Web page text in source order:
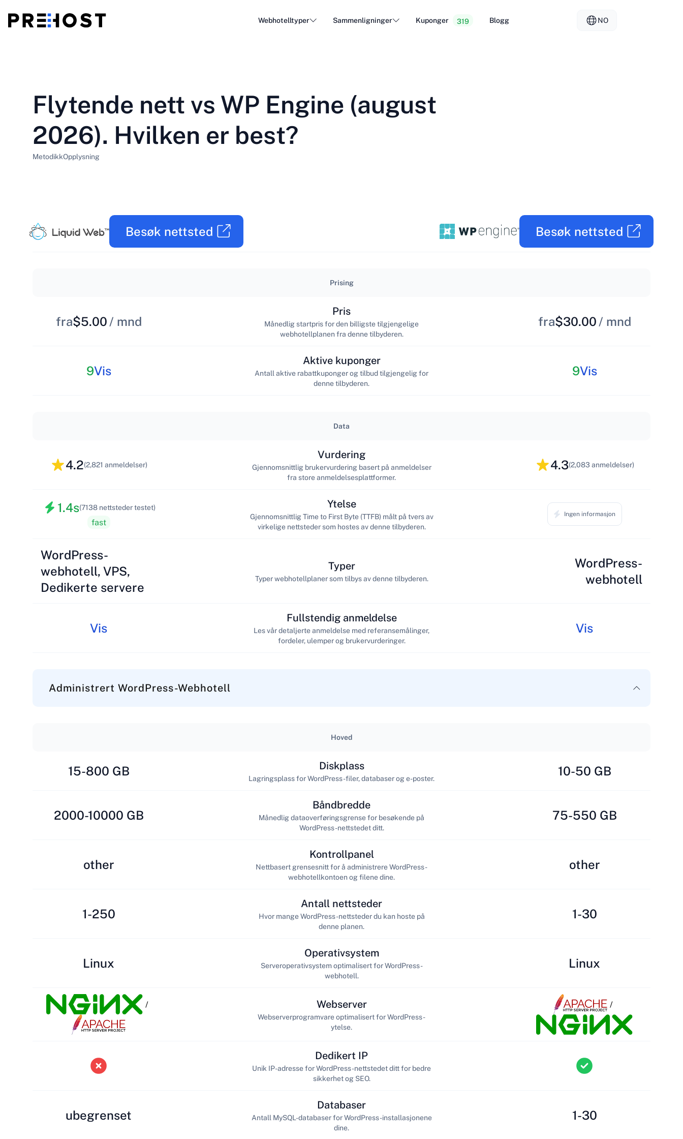
Webhotelltyper
Hosting av e-post
Sammenligninger Kuponger 319 Blogg NO
EN - English ET - Eesti
HU - Magyar IT - Italiano
LT - Lietuvių LV - Latviešu NL - Nederlands
Flytende nett vs WP Engine (august
2026). Hvilken er best?
MetodikkOpplysning
Besøk nettsted Besøk nettsted
Prising
fra$5.00 / mnd
Pris
Månedlig startpris for den billigste tilgjengelige
webhotellplanen fra denne tilbyderen.
fra$30.00 / mnd
9Vis
Aktive kuponger
Antall aktive rabattkuponger og tilbud tilgjengelig for
denne tilbyderen.
9Vis
Data
4.2(2,821 anmeldelser)
Vurdering
Gjennomsnittlig brukervurdering basert på anmeldelser
fra store anmeldelsesplattformer.
4.3(2,083 anmeldelser)
1.4s(7138 nettsteder testet)
fast
Ytelse
Gjennomsnittlig Time to First Byte (TTFB) målt på tvers av
virkelige nettsteder som hostes av denne tilbyderen.
Ingen informasjon
WordPress-
webhotell, VPS,
Dedikerte servere
Typer
Typer webhotellplaner som tilbys av denne tilbyderen.
WordPress-
webhotell
Vis
Fullstendig anmeldelse
Les vår detaljerte anmeldelse med referansemålinger,
fordeler, ulemper og brukervurderinger.
Vis
Administrert WordPress-Webhotell
Hoved
15-800 GB Diskplass
Lagringsplass for WordPress-filer, databaser og e-poster.
10-50 GB
2000-10000 GB
Båndbredde
Månedlig dataoverføringsgrense for besøkende på
WordPress-nettstedet ditt.
75-550 GB
other
Kontrollpanel
Nettbasert grensesnitt for å administrere WordPress-
webhotellkontoen og filene dine.
other
1-250
Antall nettsteder
Hvor mange WordPress-nettsteder du kan hoste på
denne planen.
1-30
Linux
Operativsystem
Serveroperativsystem optimalisert for WordPress-
webhotell.
Linux
/ Webserver
Webserverprogramvare optimalisert for WordPress-
ytelse.
/
Dedikert IP
Unik IP-adresse for WordPress-nettstedet ditt for bedre
sikkerhet og SEO.
ubegrenset
Databaser
Antall MySQL-databaser for WordPress-installasjonene
dine.
1-30